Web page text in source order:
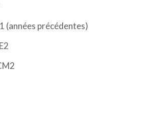
(années précédentes)